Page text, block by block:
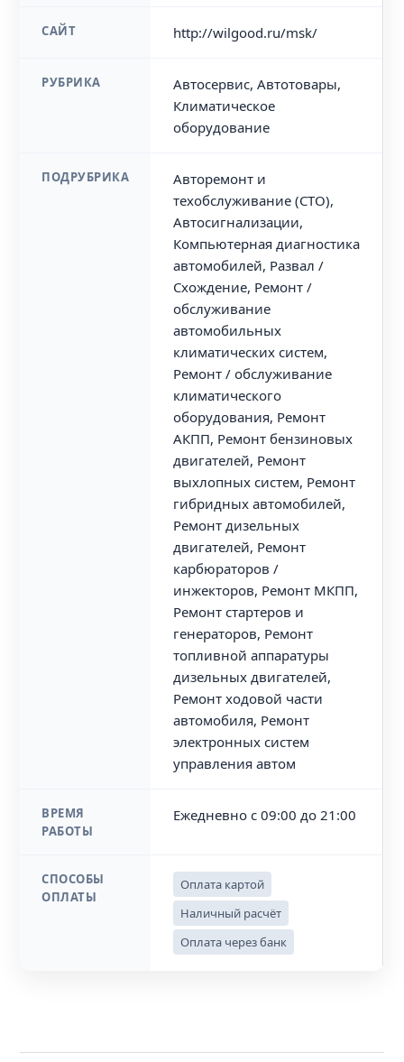
САЙТ http://wilgood.ru/msk/
РУБРИКА
Автосервис, Автотовары,
Климатическое
оборудование
ПОДРУБРИКА
Авторемонт и
техобслуживание (СТО),
Автосигнализации,
Компьютерная диагностика
автомобилей, Развал /
Схождение, Ремонт /
обслуживание
автомобильных
климатических систем,
Ремонт / обслуживание
климатического
оборудования, Ремонт
АКПП, Ремонт бензиновых
двигателей, Ремонт
выхлопных систем, Ремонт
гибридных автомобилей,
Ремонт дизельных
двигателей, Ремонт
карбюраторов /
инжекторов, Ремонт МКПП,
Ремонт стартеров и
генераторов, Ремонт
топливной аппаратуры
дизельных двигателей,
Ремонт ходовой части
автомобиля, Ремонт
электронных систем
управления автом
ВРЕМЯ
РАБОТЫ
Ежедневно с 09:00 до 21:00
СПОСОБЫ
ОПЛАТЫ
Оплата картой
Наличный расчёт
Оплата через банк